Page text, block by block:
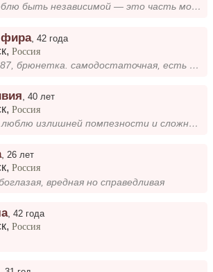
Я люблю быть независимой — это часть моей природы. Иногда окружающие называют это упрямством, но я бы назвала это умение...
,42 года
,Россия
165, 87, брюнетка. самодостаточная, есть двое маленьких детей!
,40 лет
,Россия
Я не люблю излишней помпезности и сложных формальностей. Мне ближе простота и искренность. В свободное время предпочитаю...
,26 лет
,Россия
вредная но справедливая
,42 года
,Россия